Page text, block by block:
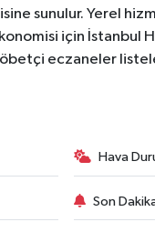
sunulur. Yerel
için İstanbul
eczaneler
Hava
Son